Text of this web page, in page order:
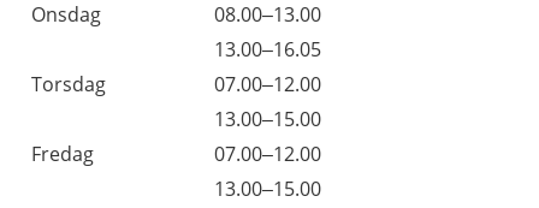
Onsdag
08.00–13.00
13.00–16.05
Torsdag
07.00–12.00
13.00–15.00
Fredag
07.00–12.00
13.00–15.00